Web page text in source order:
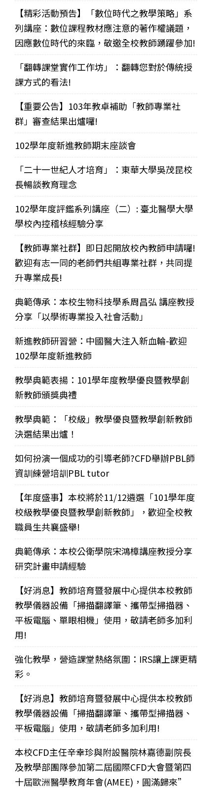
【精彩活動預告】「數位時代之教學策略」系
列講座：數位課程教材應注意的著作權議題，
因應數位時代的來臨，敬邀全校教師踴躍參加!
「翻轉課堂實作工作坊」：翻轉您對於傳統授
課方式的看法!
【重要公告】103年教卓補助「教師專業社
群」審查結果出爐囉!
102學年度新進教師期末座談會
「二十一世紀人才培育」：東華大學吳茂昆校
長暢談教育理念
102學年度評鑑系列講座（二）: 臺北醫學大學
學校內控稽核經驗分享
【教師專業社群】即日起開放校內教師申請囉!
歡迎有志一同的老師們共組專業社群，共同提
升專業成長!
典範傳承：本校生物科技學系周昌弘 講座教授
分享「以學術專業投入社會活動」
新進教師研習營：中國醫大注入新血輪-歡迎
102學年度新進教師
教學典範表揚：101學年度教學優良暨教學創
新教師頒獎典禮
教學典範：「校級」教學優良暨教學創新教師
決選結果出爐！
如何扮演一個成功的引導老師?CFD舉辦PBL師
資訓練營培訓PBL tutor
【年度盛事】本校將於11/12遴選「101學年度
校級教學優良暨教學創新教師」，歡迎全校教
職員生共襄盛舉!
典範傳承：本校公衛學院宋鴻樟講座教授分享
研究計畫申請經驗
【好消息】教師培育暨發展中心提供本校教師
教學儀器設備「掃描翻譯筆、攜帶型掃描器、
平板電腦、單眼相機」使用，敬請老師多加利
用!
強化教學，營造課堂熱絡氛圍：IRS讓上課更精
彩。
【好消息】教師培育暨發展中心提供本校教師
教學儀器設備「掃描翻譯筆、攜帶型掃描器、
平板電腦」使用，敬請老師多加利用!
本校CFD主任辛幸珍與附設醫院林嘉德副院長
及教學部團隊參加第二屆國際CFD大會暨第四
十屆歐洲醫學教育年會(AMEE)，圓滿歸來”